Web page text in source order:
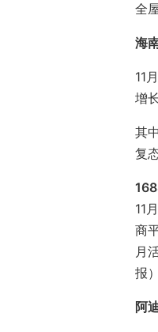
全
海
11
增
其
复
11
商
月
报）
阿